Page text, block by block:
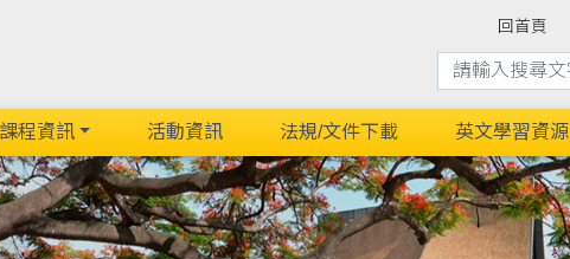
回首頁
課程資訊 活動資訊 法規/文件下載 英文學習資源